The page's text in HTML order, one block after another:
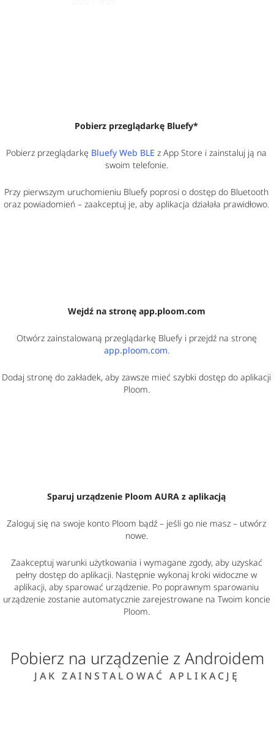
Pobierz przeglądarkę Bluefy*
Pobierz przeglądarkę Bluefy Web BLE z App Store i zainstaluj ją na
swoim telefonie.
Przy pierwszym uruchomieniu Bluefy poprosi o dostęp do Bluetooth
oraz powiadomień– zaakceptuj je, aby aplikacja działała prawidłowo.
Wejdź na stronę app.ploom.com
Otwórz zainstalowaną przeglądarkę Bluefy i przejdź na stronę
app.ploom.com.
Dodaj stronę do zakładek, aby zawsze mieć szybki dostęp do aplikacji
Ploom.
Sparuj urządzenie Ploom AURA z aplikacją
Zaloguj się na swoje konto Ploom bądź– jeśli go nie masz– utwórz
nowe.
Zaakceptuj warunki użytkowania i wymagane zgody, aby uzyskać
pełny dostęp do aplikacji. Następnie wykonaj kroki widoczne w
aplikacji, aby sparować urządzenie. Po poprawnym sparowaniu
urządzenie zostanie automatycznie zarejestrowane na Twoim koncie
Ploom.
Pobierz na urządzenie z Androidem
JAK ZAINSTALOWAĆ APLIKACJĘ